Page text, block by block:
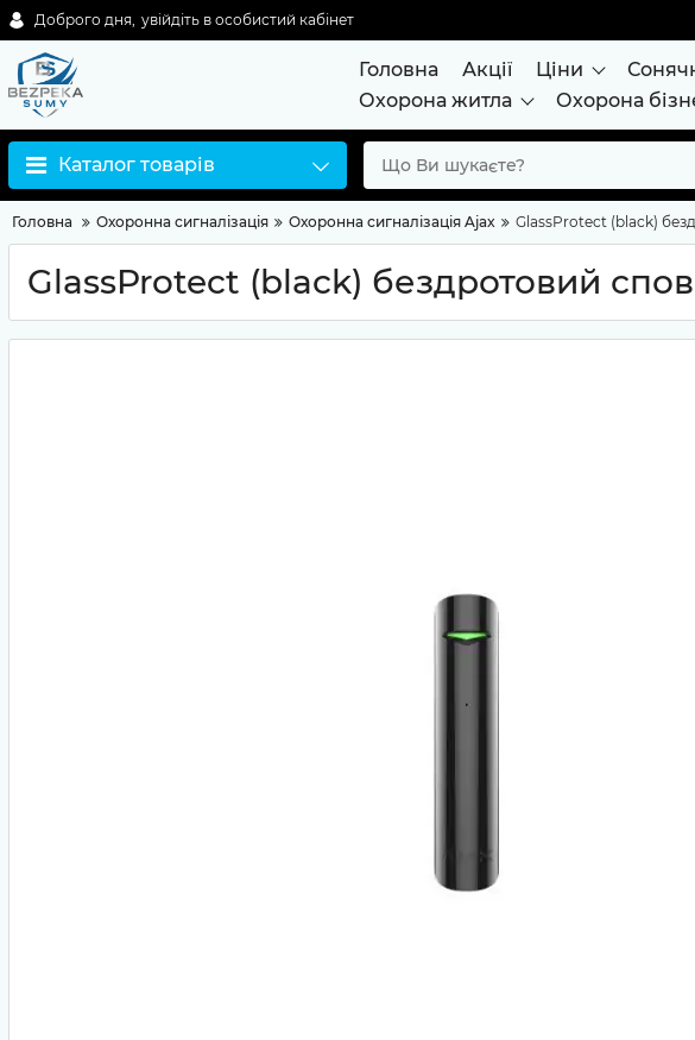
Доброго дня, увійдіть в особистий кабінет
Головна Акції Ціни
Охорона житла
Охорона
Каталог товарів
Головна Охоронна сигналізація Охоронна сигналізація Ajax GlassProtect (black)
GlassProtect (black) бездротовий